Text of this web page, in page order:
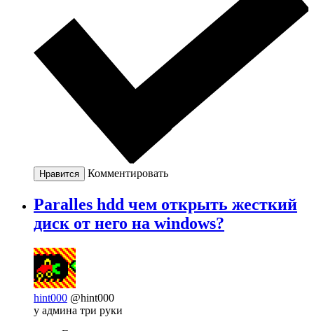
Нравится Комментировать
Paralles hdd чем открыть жесткий
диск от него на windows?
hint000 @hint000
у админа три руки